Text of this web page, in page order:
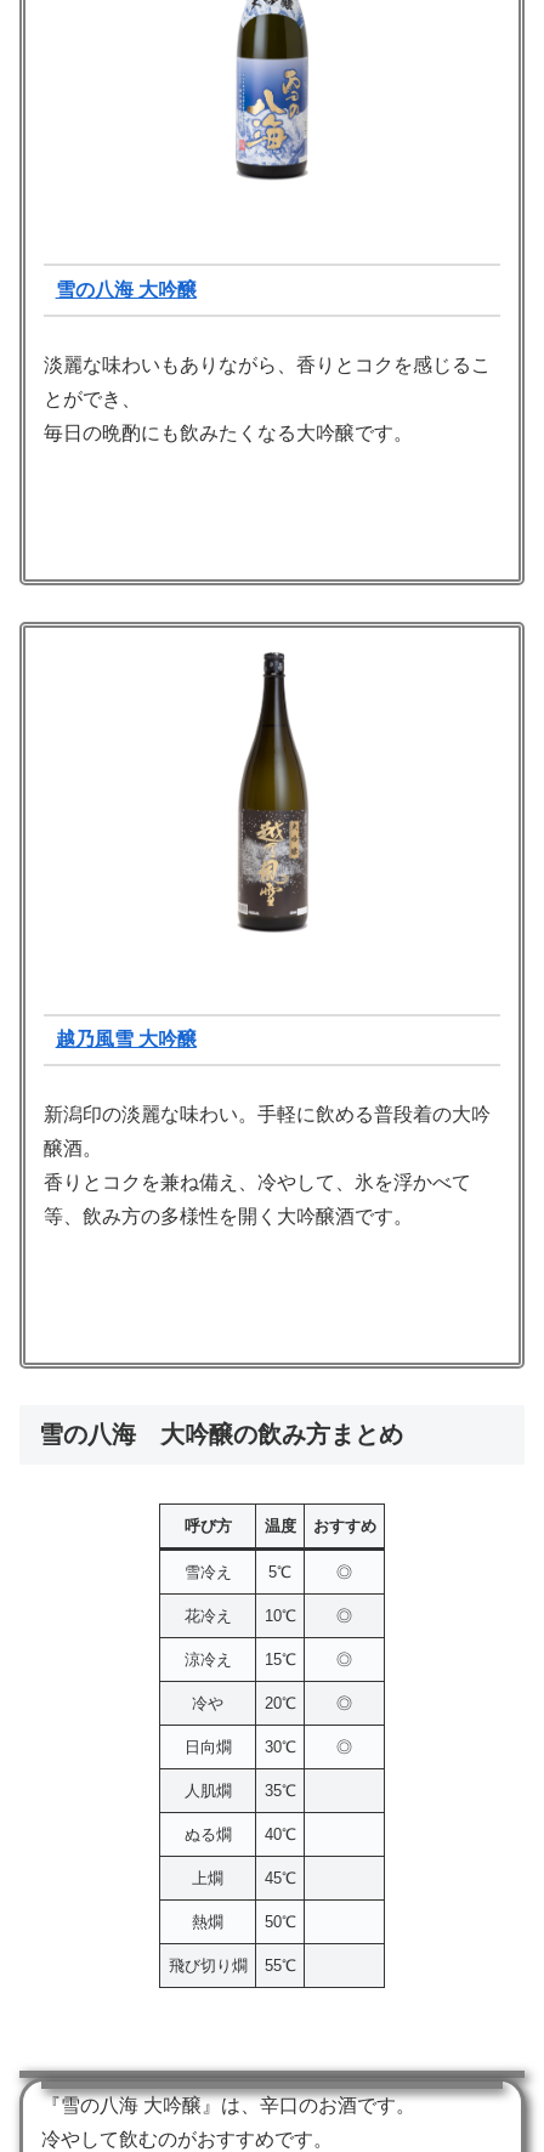
雪の八海 大吟醸
淡麗な味わいもありながら、香りとコクを感じるこ
とができ、
毎日の晩酌にも飲みたくなる大吟醸です。
越乃風雪 大吟醸
新潟印の淡麗な味わい。手軽に飲める普段着の大吟
醸酒。
香りとコクを兼ね備え、冷やして、氷を浮かべて
等、飲み方の多様性を開く大吟醸酒です。
雪の八海 大吟醸の飲み方まとめ
呼び方 温度 おすすめ
雪冷え 5℃ ◎
花冷え 10℃ ◎
涼冷え 15℃ ◎
冷や 20℃ ◎
日向燗 30℃ ◎
人肌燗 35℃
ぬる燗 40℃
上燗 45℃
熱燗 50℃
飛び切り燗 55℃
『雪の八海 大吟醸』は、辛口のお酒です。
冷やして飲むのがおすすめです。